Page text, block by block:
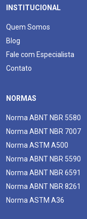
INSTITUCIONAL
Quem Somos
Blog
Fale com Especialista
Contato
NORMAS
Norma ABNT NBR 5580
Norma ABNT NBR 7007
Norma ASTM A500
Norma ABNT NBR 5590
Norma ABNT NBR 6591
Norma ABNT NBR 8261
Norma ASTM A36